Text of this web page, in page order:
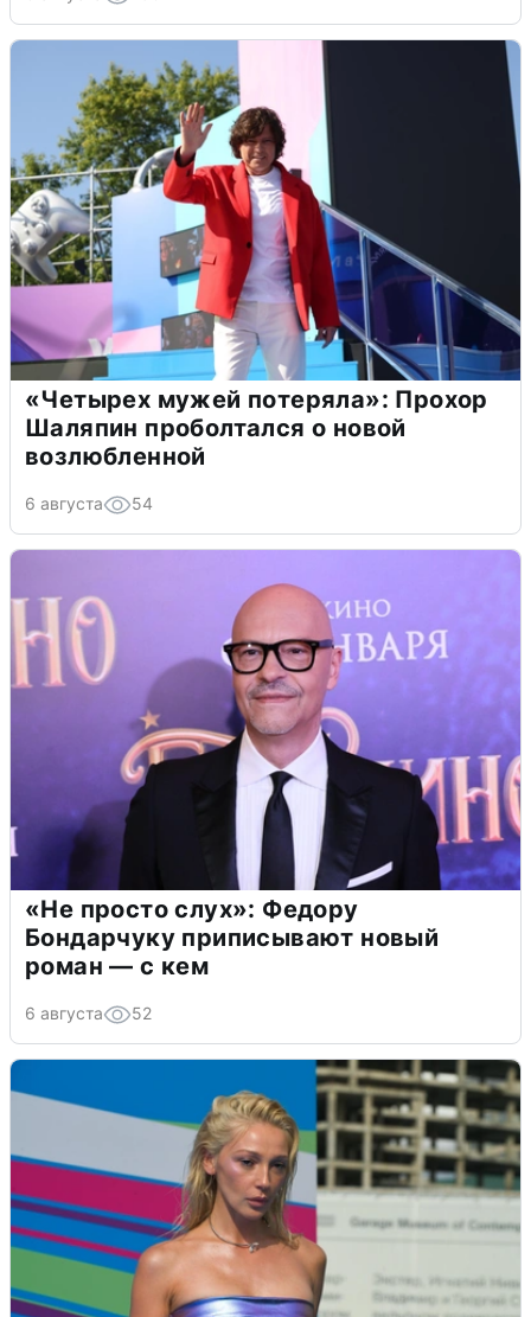
«Четырех мужей потеряла»: Прохор
Шаляпин проболтался о новой
возлюбленной
6 августа 54
«Не просто слух»: Федору
Бондарчуку приписывают новый
роман — с кем
6 августа 52